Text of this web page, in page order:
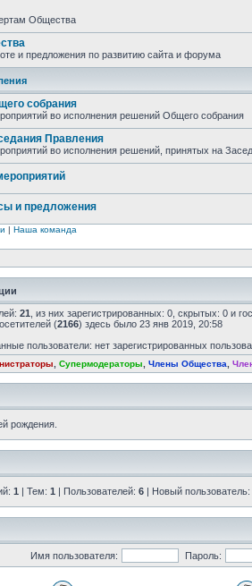
Общества
и предложения по развитию сайта и форума
собрания
во исполнения решений Общего собрания
Правления
во исполнения решений, принятых на
и предложения
| Наша команда
21 , из них зарегистрированных: 0, скрытых: 0 и
(2166) здесь было 23 янв 2019, 20:58
пользователи: нет зарегистрированных
Супермодераторы Члены Общества
рождения.
1 | Тем: 1 | Пользователей: 6 | Новый пользователь:
Имя пользователя: Пароль: